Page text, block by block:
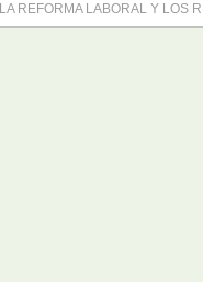
LA REFORMA LABORAL Y LOS